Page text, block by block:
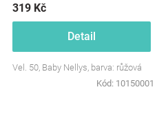
319 Kč
Detail
Vel. 50, Baby Nellys, barva: růžová
Kód: 10150001